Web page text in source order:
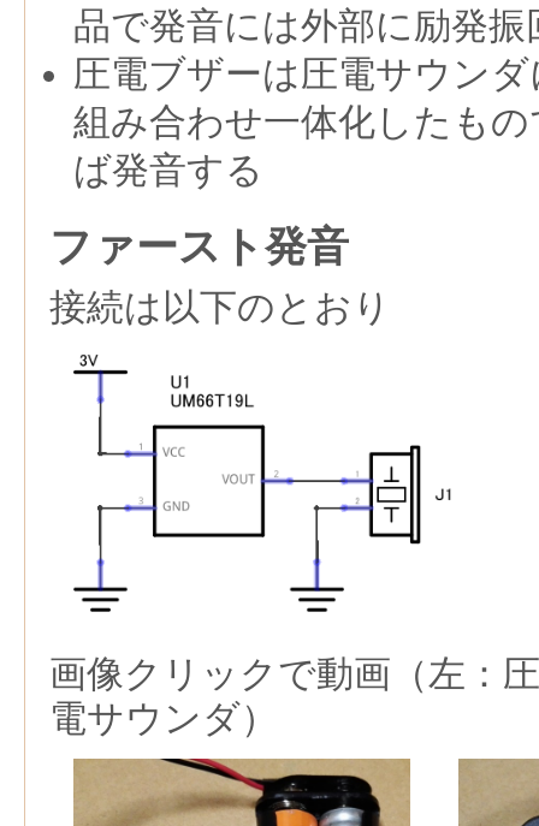
品で発音には外部に励発
圧電ブザーは圧電サウン
組み合わせ一体化したも
ば発音する
ファースト発音
接続は以下のとおり
画像クリックで動画（左：
電サウンダ）